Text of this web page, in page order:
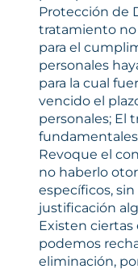
Protección de
tratamiento no
para el
personales
para la cual
vencido el
personales; El
Revoque el
no haberlo
específicos,
justificación
Existen ciertas
podemos
eliminación,